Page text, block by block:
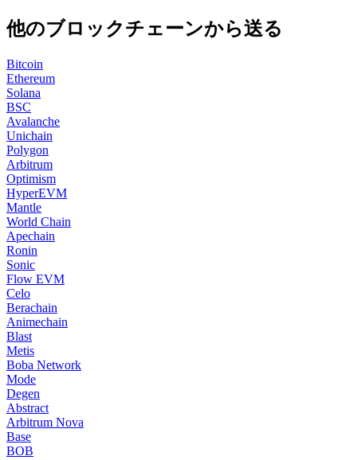
他のブロックチェーンから送る
Bitcoin
Ethereum
Solana
BSC
Avalanche
Unichain
Polygon
Arbitrum
Optimism
HyperEVM
Mantle
World Chain
Apechain
Ronin
Sonic
Flow EVM
Celo
Berachain
Animechain
Blast
Metis
Boba Network
Mode
Degen
Abstract
Arbitrum Nova
Base
BOB